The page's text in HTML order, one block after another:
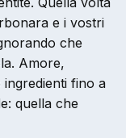
e i vostri
che
Amore,
ingredienti fino a
quella che